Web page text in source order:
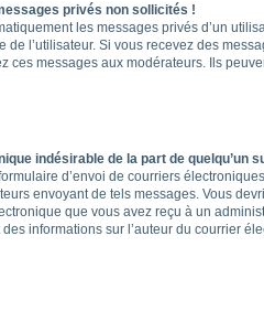
privés non sollicités !
les messages privés d’un
de l’utilisateur. Si vous recevez des
ces messages aux modérateurs. Ils
indésirable de la part de quelqu’un
d’envoi de courriers
envoyant de tels messages. Vous
que vous avez reçu à un
informations sur l’auteur du courrier